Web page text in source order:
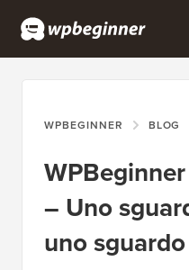
WPBEGINNER BLOG
– Uno
uno